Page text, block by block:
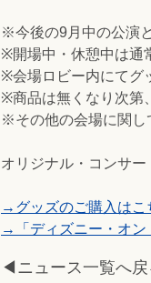
※今後の9月中の公演
※開場中・休憩中は通
※会場ロビー内にてグ
※商品は無くなり次第
※その他の会場に関し
オリジナル・コンサ
→グッズのご購入はこ
→「ディズニー・オン
◀ニュース一覧へ戻